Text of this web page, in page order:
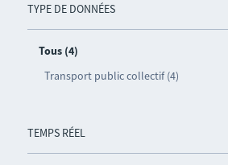
TYPE DE DONNÉES
Tous (4)
Transport public collectif (4)
TEMPS RÉEL